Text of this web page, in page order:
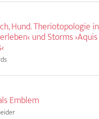
Hund. Theriotopologie in
und Storms ›Aquis
Emblem